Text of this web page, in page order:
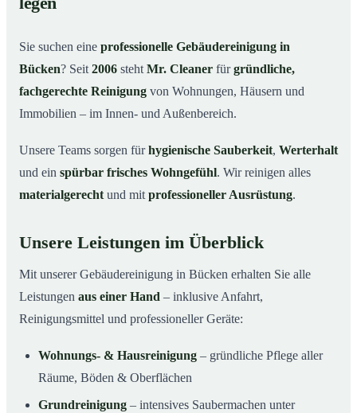
04So läuft die Gebäudereinigung ab
Typische Anlässe für eine Gebäudereinigung
Gebäudereinigung in Bücken – Profis im Einsatz
Sie suchen eine professionelle Gebäudereinigung in
Bücken? Seit 2006 steht Mr. Cleaner fürgründliche,
fachgerechte Reinigung von Wohnungen, Häusern und
Immobilien – im Innen- und Außenbereich.
Unsere Teams sorgen fürhygienische Sauberkeit, Werterhalt
und ein spürbar frisches Wohngefühl. Wir reinigen alles
materialgerecht und mit professioneller Ausrüstung.
Unsere Leistungen im Überblick
Mit unserer Gebäudereinigung in Bücken erhalten Sie alle
Leistungen aus einer Hand – inklusive Anfahrt,
Reinigungsmittel und professioneller Geräte:
Wohnungs- & Hausreinigung – gründliche Pflege aller
Räume, Böden & Oberflächen
Grundreinigung – intensives Saubermachen unter